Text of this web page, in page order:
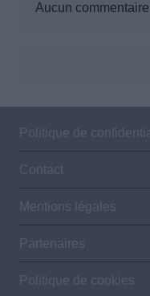
Aucun
Politique de
Contact
Mentions légales
Partenaires
Politique de cookies